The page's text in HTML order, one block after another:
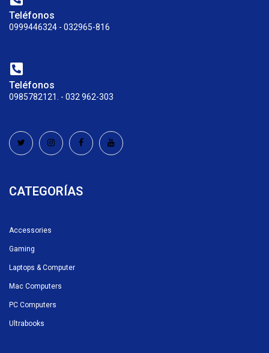
Teléfonos
0999446324 - 032965-816
Teléfonos
0985782121. - 032 962-303
CATEGORÍAS
Accessories
Gaming
Laptops & Computer
Mac Computers
PC Computers
Ultrabooks